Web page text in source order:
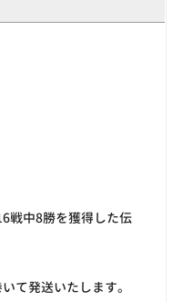
戦中8勝を獲得した伝
て発送いたします。